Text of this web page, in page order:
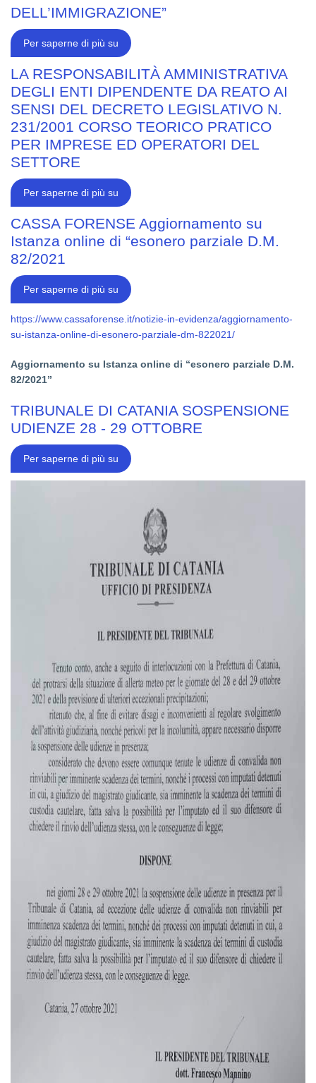
DELL’IMMIGRAZIONE”
Per saperne di più su C.N.F.
CORSO
DEONTOLOGICO
FORENSE
IN
AMBITO
DI
PROTEZIONE
E
DELL’IMMIGRAZIONE”
LA RESPONSABILITÀ AMMINISTRATIVA
DEGLI ENTI DIPENDENTE DA REATO AI
SENSI DEL DECRETO LEGISLATIVO N.
231/2001 CORSO TEORICO PRATICO
PER IMPRESE ED OPERATORI DEL
SETTORE
Per saperne di più su LA
RESPONSABILITÀ
AMMINISTRATIVA
DEGLI
ENTI
DIPENDENTE
DA
SENSI
DEL
DECRETO
N.
CORSO
PER
DEL
SETTORE
CASSA FORENSE Aggiornamento su
Istanza online di “esonero parziale D.M.
82/2021
Per saperne di più su CASSA
FORENSE
Aggiornamento
su
Istanza
online
parziale
https://www.cassaforense.it/notizie-in-evidenza/aggiornamento-
su-istanza-online-di-esonero-parziale-dm-822021/
Aggiornamento su Istanza online di “esonero parziale D.M.
82/2021”
TRIBUNALE DI CATANIA SOSPENSIONE
UDIENZE 28 - 29 OTTOBRE
Per saperne di più su TRIBUNALE
DI
CATANIA
OTTOBRE